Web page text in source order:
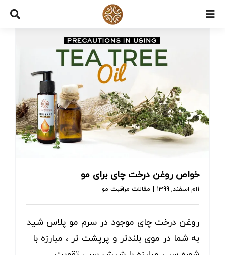
Skip
خواص روغن درخت چای برای مو
1ام اسفند, 1399 مقالات مراقبت مو
روغن درخت چای موجود در سرم مو پلاس شید
به شما در موی بلندتر و پرپشت تر ، مبارزه با